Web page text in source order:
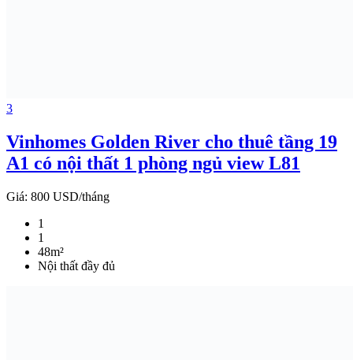
3
Vinhomes Golden River cho thuê tầng 19
A1 có nội thất 1 phòng ngủ view L81
Giá: 800 USD/tháng
1
1
48m²
Nội thất đầy đủ